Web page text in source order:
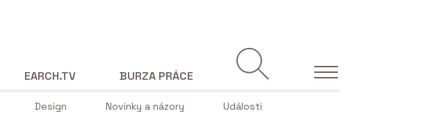
Design Novinky a názory Události
EARCH.TV BURZA PRÁCE